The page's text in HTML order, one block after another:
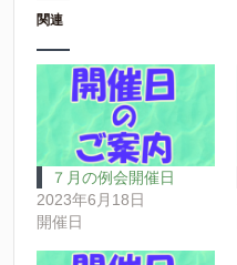
関連
７月の例会開催日
2023年6月18日
開催日